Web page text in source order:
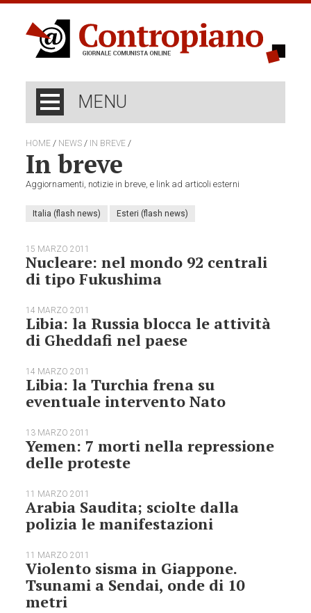
MENU
HOME / NEWS / IN BREVE /
In breve
Aggiornamenti, notizie in breve, e link ad articoli esterni
Italia (flash news) Esteri (flash news)
15 MARZO 2011
Nucleare: nel mondo 92 centrali
di tipo Fukushima
14 MARZO 2011
Libia: la Russia blocca le attività
di Gheddafi nel paese
14 MARZO 2011
Libia: la Turchia frena su
eventuale intervento Nato
13 MARZO 2011
Yemen: 7 morti nella repressione
delle proteste
11 MARZO 2011
Arabia Saudita; sciolte dalla
polizia le manifestazioni
11 MARZO 2011
Violento sisma in Giappone.
Tsunami a Sendai, onde di 10
metri